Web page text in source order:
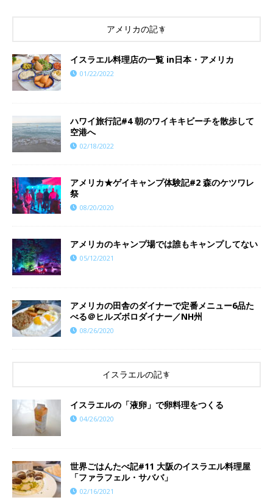
アメリカの記事
イスラエル料理店の一覧 in日本・アメリカ
01/22/2022
ハワイ旅行記#4 朝のワイキキビーチを散歩して
空港へ
02/18/2022
アメリカ★ゲイキャンプ体験記#2 森のケツワレ
祭
08/20/2020
アメリカのキャンプ場では誰もキャンプしてない
05/12/2021
アメリカの田舎のダイナーで定番メニュー6品た
べる＠ヒルズボロダイナー／NH州
08/26/2020
イスラエルの記事
イスラエルの「液卵」で卵料理をつくる
04/26/2020
世界ごはんたべ記#11 大阪のイスラエル料理屋
「ファラフェル・サババ」
02/16/2021